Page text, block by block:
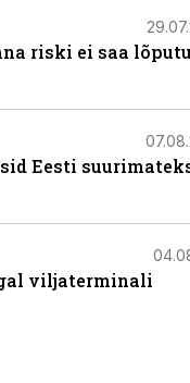
riski ei saa
Eesti
viljaterminali